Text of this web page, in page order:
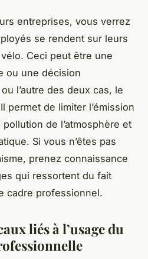
entreprises, vous verrez
se rendent sur leurs
Ceci peut être une
ou une décision
l’autre des deux cas, le
permet de limiter l’émission
de l’atmosphère et
Si vous n’êtes pas
prenez connaissance
qui ressortent du fait
cadre professionnel.
liés à l’usage du